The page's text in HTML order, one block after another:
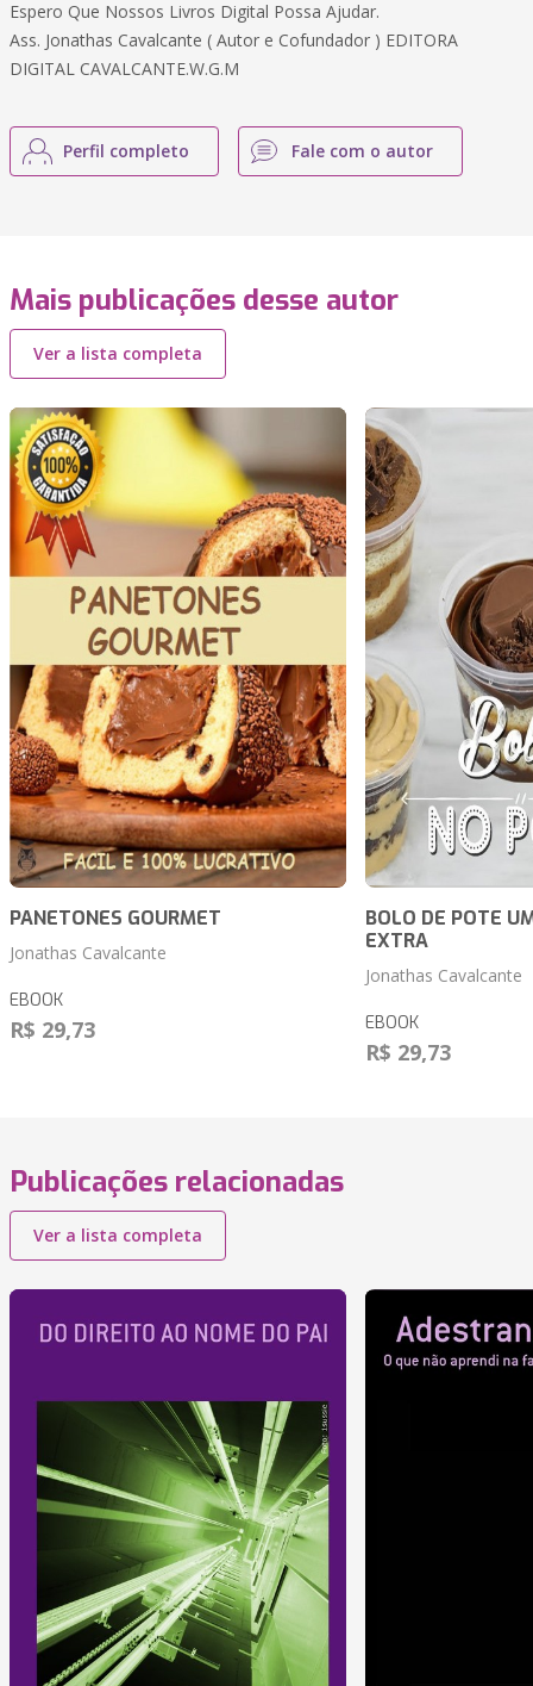
Espero Que Nossos Livros Digital Possa Ajudar.
Ass. Jonathas Cavalcante ( Autor e Cofundador ) EDITORA
DIGITAL CAVALCANTE.W.G.M
Perfil completo Fale com o autor
Mais publicações desse autor
Ver a lista completa
PANETONES GOURMET
Jonathas Cavalcante
EBOOK
R$ 29,73
BOLO DE POTE
EXTRA
Jonathas Cavalcante
EBOOK
R$ 29,73
Publicações relacionadas
Ver a lista completa